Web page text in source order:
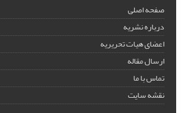
صفحه اصلی
درباره نشریه
اعضای هیات تحریریه
ارسال مقاله
تماس با ما
نقشه سایت